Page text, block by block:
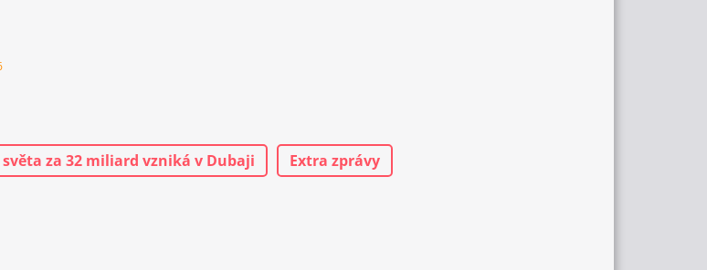
za 32 miliard vzniká v Dubaji
Extra zprávy